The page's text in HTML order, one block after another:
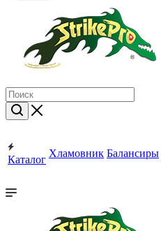
Каталог
Хламовник Балансиры